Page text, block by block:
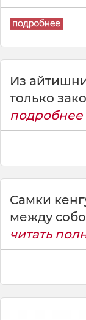
Из
только
подробнее
Самки
между
читать